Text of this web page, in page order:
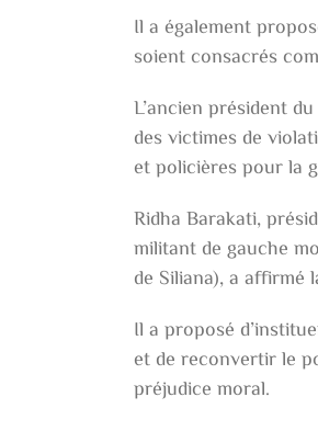
Il a également
soient consacrés
L’ancien président
des victimes de
et policières pour la
Ridha Barakati,
militant de gauche
de Siliana), a affirmé
Il a proposé
et de reconvertir le
préjudice moral.